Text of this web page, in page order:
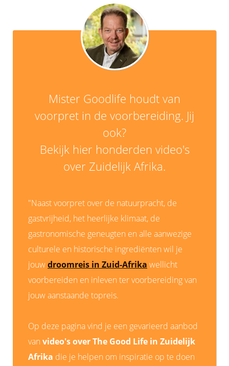
Mister Goodlife houdt van
voorpret in de voorbereiding. Jij
ook?
Bekijk hier honderden video's
over Zuidelijk Afrika.
"Naast voorpret over de natuurpracht, de
gastvrijheid, het heerlijke klimaat, de
gastronomische geneugten en alle aanwezige
culturele en historische ingrediënten wil je
jouwdroomreis in Zuid-Afrika wellicht
voorbereiden en inleven ter voorbereiding van
jouw aanstaande topreis.
Op deze pagina vind je een gevarieerd aanbod
van video's over The Good Life in Zuidelijk
Afrika die je helpen om inspiratie op te doen